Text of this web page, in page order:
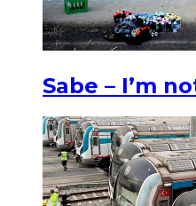
Sabe – I’m